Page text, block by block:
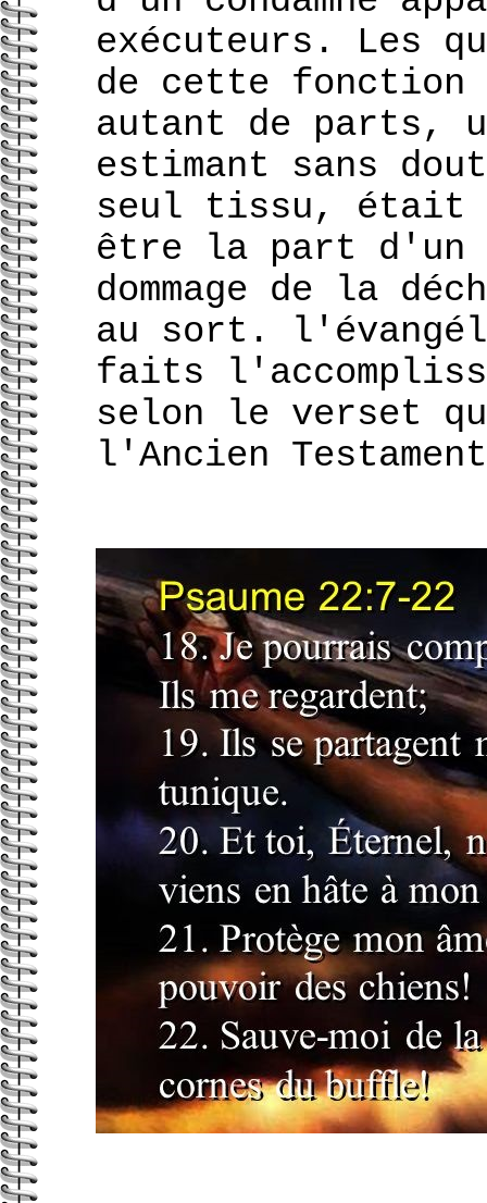
exécuteurs. Les
de cette
autant de parts,
estimant sans
seul tissu, était
être la part
dommage de la
au sort.
faits
selon le verset
l'Ancien